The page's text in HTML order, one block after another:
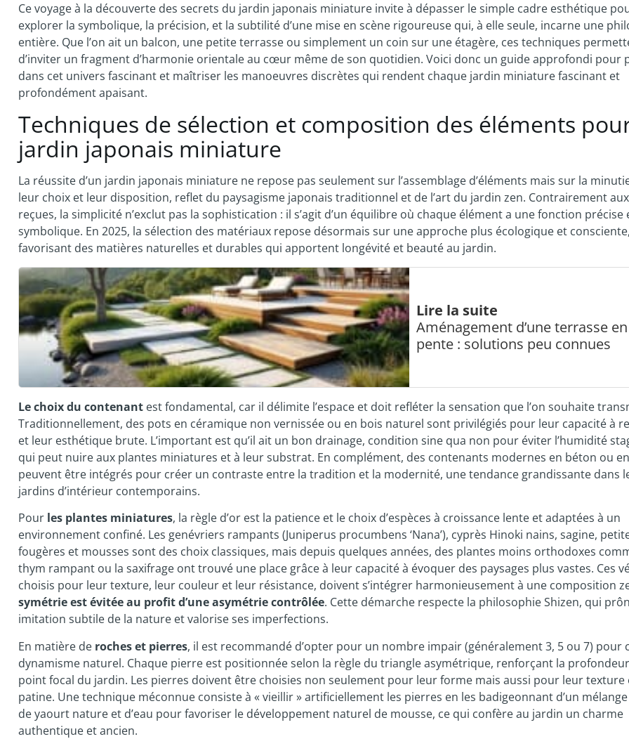
Ce voyage à la découverte des secrets du jardin japonais miniature invite à dépasser le simple cadre esthétique
explorer la symbolique, la précision, et la subtilité d’une mise en scène rigoureuse qui, à elle seule, incarne une
entière. Que l’on ait un balcon, une petite terrasse ou simplement un coin sur une étagère, ces techniques
d’inviter un fragment d’harmonie orientale au cœur même de son quotidien. Voici donc un guide approfondi pour
dans cet univers fascinant et maîtriser les manoeuvres discrètes qui rendent chaque jardin miniature fascinant et
profondément apaisant.
Techniques de sélection et composition des éléments
jardin japonais miniature
La réussite d’un jardin japonais miniature ne repose pas seulement sur l’assemblage d’éléments mais sur la
leur choix et leur disposition, reflet du paysagisme japonais traditionnel et de l’art du jardin zen. Contrairement
reçues, la simplicité n’exclut pas la sophistication : il s’agit d’un équilibre où chaque élément a une fonction précise
symbolique. En 2025, la sélection des matériaux repose désormais sur une approche plus écologique et
favorisant des matières naturelles et durables qui apportent longévité et beauté au jardin.
Lire la suite
Aménagement d’une terrasse en
pente : solutions peu connues
Le choix du contenant est fondamental, car il délimite l’espace et doit refléter la sensation que l’on souhaite
Traditionnellement, des pots en céramique non vernissée ou en bois naturel sont privilégiés pour leur capacité à
et leur esthétique brute. L’important est qu’il ait un bon drainage, condition sine qua non pour éviter l’humidité
qui peut nuire aux plantes miniatures et à leur substrat. En complément, des contenants modernes en béton ou
peuvent être intégrés pour créer un contraste entre la tradition et la modernité, une tendance grandissante dans
jardins d’intérieur contemporains.
Pour les plantes miniatures, la règle d’or est la patience et le choix d’espèces à croissance lente et adaptées à un
environnement confiné. Les genévriers rampants (Juniperus procumbens ‘Nana’), cyprès Hinoki nains, sagine,
fougères et mousses sont des choix classiques, mais depuis quelques années, des plantes moins orthodoxes
thym rampant ou la saxifrage ont trouvé une place grâce à leur capacité à évoquer des paysages plus vastes. Ces
choisis pour leur texture, leur couleur et leur résistance, doivent s’intégrer harmonieusement à une composition
symétrie est évitée au profit d’une asymétrie contrôlée. Cette démarche respecte la philosophie Shizen, qui
imitation subtile de la nature et valorise ses imperfections.
En matière de roches et pierres, il est recommandé d’opter pour un nombre impair (généralement 3, 5 ou 7) pour
dynamisme naturel. Chaque pierre est positionnée selon la règle du triangle asymétrique, renforçant la
point focal du jardin. Les pierres doivent être choisies non seulement pour leur forme mais aussi pour leur texture
patine. Une technique méconnue consiste à « vieillir » artificiellement les pierres en les badigeonnant d’un
de yaourt nature et d’eau pour favoriser le développement naturel de mousse, ce qui confère au jardin un charme
authentique et ancien.